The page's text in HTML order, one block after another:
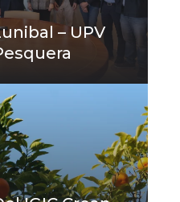
– UPV